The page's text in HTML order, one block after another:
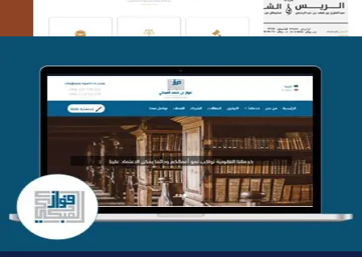
موقع فواز المبكي للمحاماة
التفاصيل